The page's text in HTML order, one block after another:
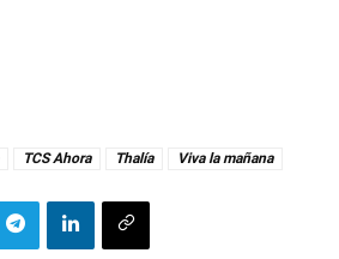
TCS Ahora Thalía Viva la mañana